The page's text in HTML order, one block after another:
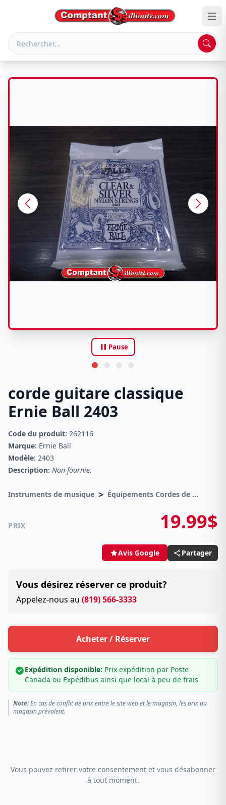
pause Pause
corde guitare classique
Ernie Ball 2403
Code du produit: 262116
Marque: Ernie Ball
Modèle: 2403
Description: Non fournie.
Instruments de musique > Équipements Cordes de guitares
PRIX 19.99$
Avis Google Partager
Vous désirez réserver ce produit?
Appelez-nous au (819) 566-3333
Acheter / Réserver
Expédition disponible: Prix expédition par Poste
Canada ou Expédibus ainsi que local à peu de frais
Note:En cas de conflit de prix entre le site web et le magasin, les prix du
magasin prévalent.
Vous pouvez retirer votre consentement et vous désabonner
à tout moment.